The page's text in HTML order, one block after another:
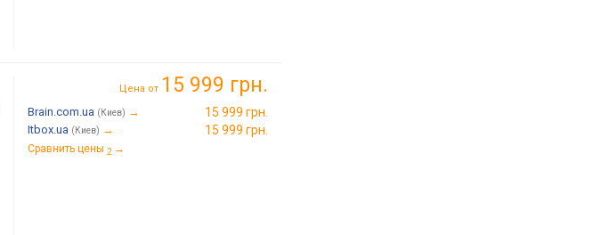
Цена от 15 999 грн.
Brain.com.ua (Киев) → 15 999 грн.
Itbox.ua (Киев) → 15 999 грн.
Сравнить цены 2 →